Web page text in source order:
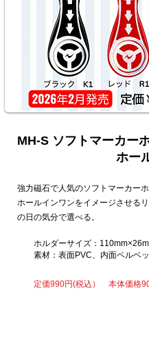
MH-S ソフトマーカー
ホールイ
強力磁石で人気のソフトマーカー
ホールインワンをイメージさせる
の日の気分で選べる。
ホルダーサイズ：
素材：表面PVC、内面ベルベッ
定価990円(税込） 本体価格